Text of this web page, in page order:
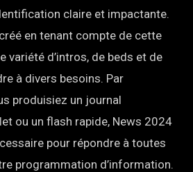
claire et impactante.
en tenant compte de cette
variété d’intros, de beds et de
à divers besoins. Par
produisiez un journal
ou un flash rapide, News 2024
pour répondre à toutes
programmation d’information.